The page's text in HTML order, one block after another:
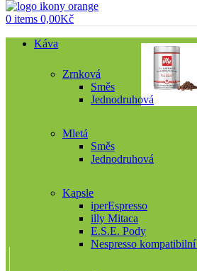
0 items 0,00Kč
Káva
Zrnková
Směs
Jednodruhová
Mletá
Směs
Jednodruhová
Kapsle
iperEspresso
illy Mitaca
E.S.E. Pody
Nespresso kompatibilní